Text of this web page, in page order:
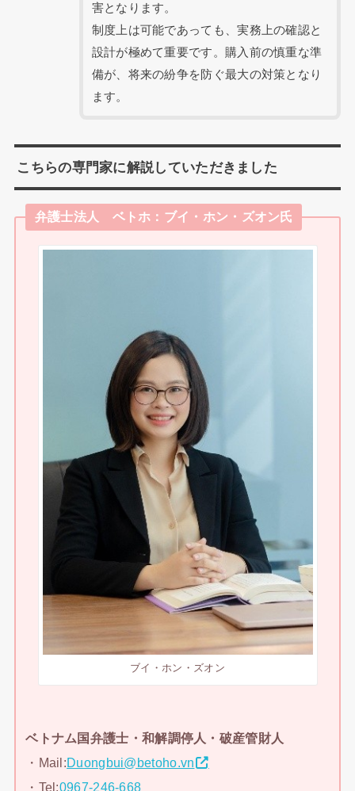
害となります。
制度上は可能であっても、実務上の確認と
設計が極めて重要です。購入前の慎重な準
備が、将来の紛争を防ぐ最大の対策となり
ます。
こちらの専門家に解説していただきました
弁護士法人 ベトホ：ブイ・ホン・ズオン氏
ブイ・ホン・ズオン
ベトナム国弁護士・和解調停人・破産管財人
・Mail:Duongbui@betoho.vn
・Tel:0967-246-668